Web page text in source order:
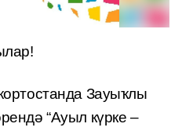
Зауыҡлы
“Ауыл күрке –